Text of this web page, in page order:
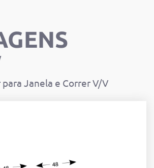
Janela e Correr V/V